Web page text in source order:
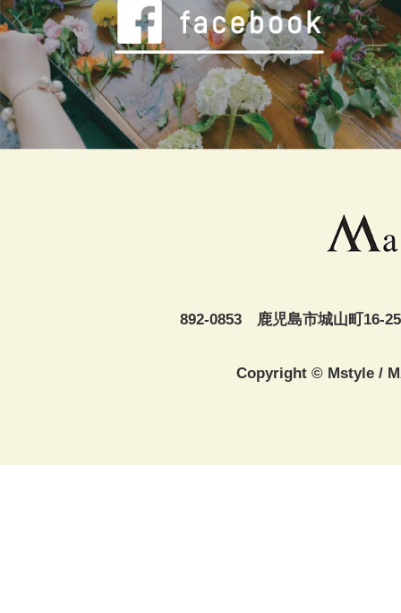
892-0853 鹿児島市城山町16-25
Copyright © Mstyle /